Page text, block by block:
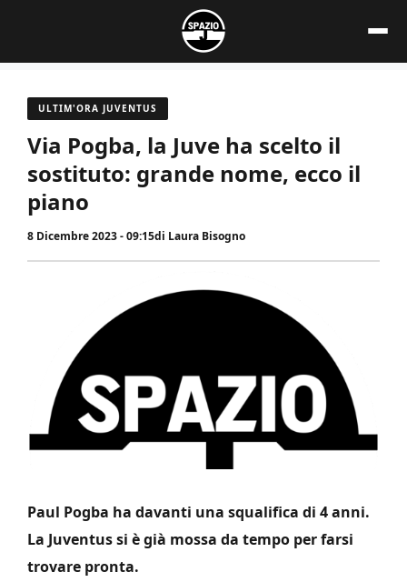
contenuto
ULTIM'ORA JUVENTUS
Via Pogba, la Juve ha scelto il
sostituto: grande nome, ecco il
piano
8 Dicembre 2023 - 09:15di Laura Bisogno
Paul Pogba ha davanti una squalifica di 4 anni.
La Juventus si è già mossa da tempo per farsi
trovare pronta.